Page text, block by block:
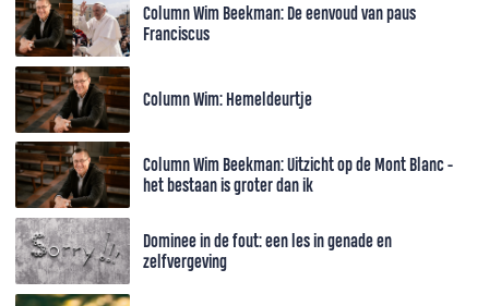
Column Wim Beekman: De eenvoud van paus
Franciscus
Column Wim: Hemeldeurtje
Column Wim Beekman: Uitzicht op de Mont Blanc -
het bestaan is groter dan ik
Dominee in de fout: een les in genade en
zelfvergeving